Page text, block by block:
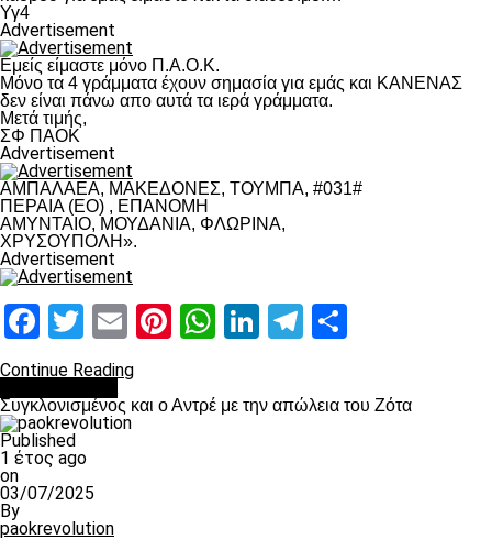
Υγ4
Advertisement
Εμείς είμαστε μόνο Π.Α.Ο.Κ.
Μόνο τα 4 γράμματα έχουν σημασία για εμάς και ΚΑΝΕΝΑΣ
δεν είναι πάνω απο αυτά τα ιερά γράμματα.
Μετά τιμής,
ΣΦ ΠΑΟΚ
Advertisement
ΑΜΠΑΛΑΕΑ, ΜΑΚΕΔΟΝΕΣ, ΤΟΥΜΠΑ, #031#
ΠΕΡΑΙΑ (ΕΟ) , ΕΠΑΝΟΜΗ
ΑΜΥΝΤΑΙΟ, ΜΟΥΔΑΝΙΑ, ΦΛΩΡΙΝΑ,
ΧΡΥΣΟΥΠΟΛΗ».
Advertisement
Facebook
Twitter
EmailPinterest
WhatsApp
LinkedIn
Telegram
Continue Reading
Συγκλονισμένος και ο Αντρέ με την απώλεια του Ζότα
Published
1 έτος ago
on
03/07/2025
By
paokrevolution